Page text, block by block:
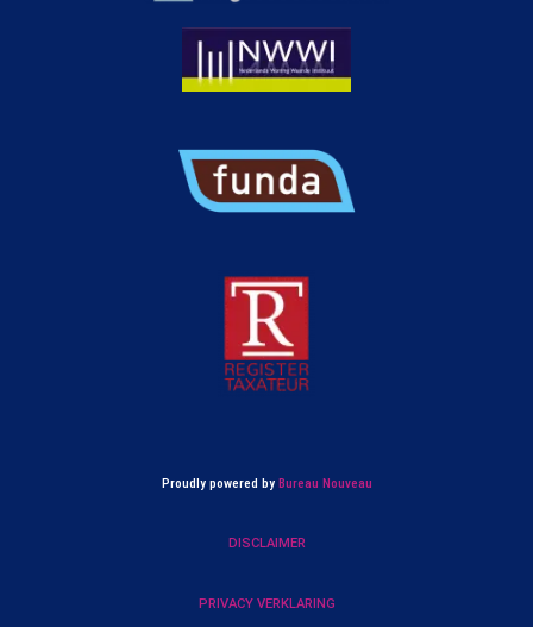
Proudly powered by Bureau Nouveau
DISCLAIMER
PRIVACY VERKLARING